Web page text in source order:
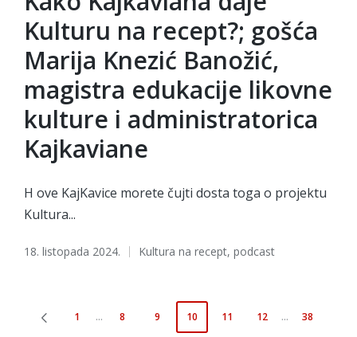
Kulturu na recept?; gošća
Marija Knezić Banožić,
magistra edukacije likovne
kulture i administratorica
Kajkaviane
H ove KajKavice morete čujti dosta toga o projektu
Kultura...
18. listopada 2024.
Tags: Kultura na recept, podcast
Brojevi
PREVIOUS 1 … 8 9 10 11 12 … 38